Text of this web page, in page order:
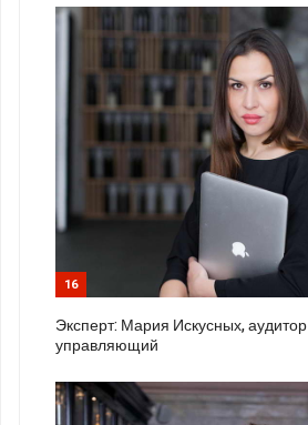
16
Эксперт: Мария Искусных,
управляющий